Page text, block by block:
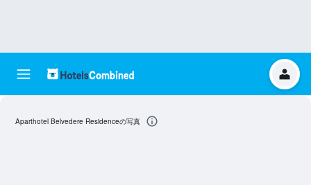
Aparthotel Belvedere Residenceの写真